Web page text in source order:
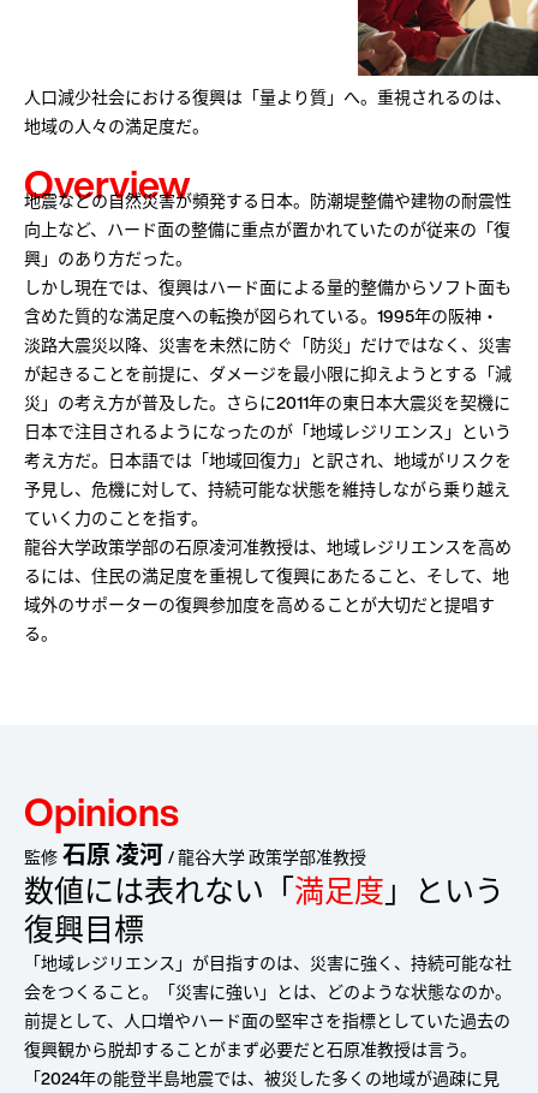
卒業生の方
保護者の方 arrow_forward_ios 企業・一般の方
寄付について
日本語 English 中文
人口減少社会における復興は「量より質」へ。重視されるのは、
地域の人々の満足度だ。
Overview
地震などの自然災害が頻発する日本。防潮堤整備や建物の耐震性
向上など、ハード面の整備に重点が置かれていたのが従来の「復
興」のあり方だった。
しかし現在では、復興はハード面による量的整備からソフト面も
含めた質的な満足度への転換が図られている。1995年の阪神・
淡路大震災以降、災害を未然に防ぐ「防災」だけではなく、災害
が起きることを前提に、ダメージを最小限に抑えようとする「減
災」の考え方が普及した。さらに2011年の東日本大震災を契機に
日本で注目されるようになったのが「地域レジリエンス」という
考え方だ。日本語では「地域回復力」と訳され、地域がリスクを
予見し、危機に対して、持続可能な状態を維持しながら乗り越え
ていく力のことを指す。
龍谷大学政策学部の石原凌河准教授は、地域レジリエンスを高め
るには、住民の満足度を重視して復興にあたること、そして、地
域外のサポーターの復興参加度を高めることが大切だと提唱す
る。
Opinions
監修石原 凌河/ 龍谷大学 政策学部准教授
数値には表れない「満足度」という
復興目標
「地域レジリエンス」が目指すのは、災害に強く、持続可能な社
会をつくること。「災害に強い」とは、どのような状態なのか。
前提として、人口増やハード面の堅牢さを指標としていた過去の
復興観から脱却することがまず必要だと石原准教授は言う。
「2024年の能登半島地震では、被災した多くの地域が過疎に見